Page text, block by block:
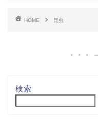
HOME 昆虫
検索